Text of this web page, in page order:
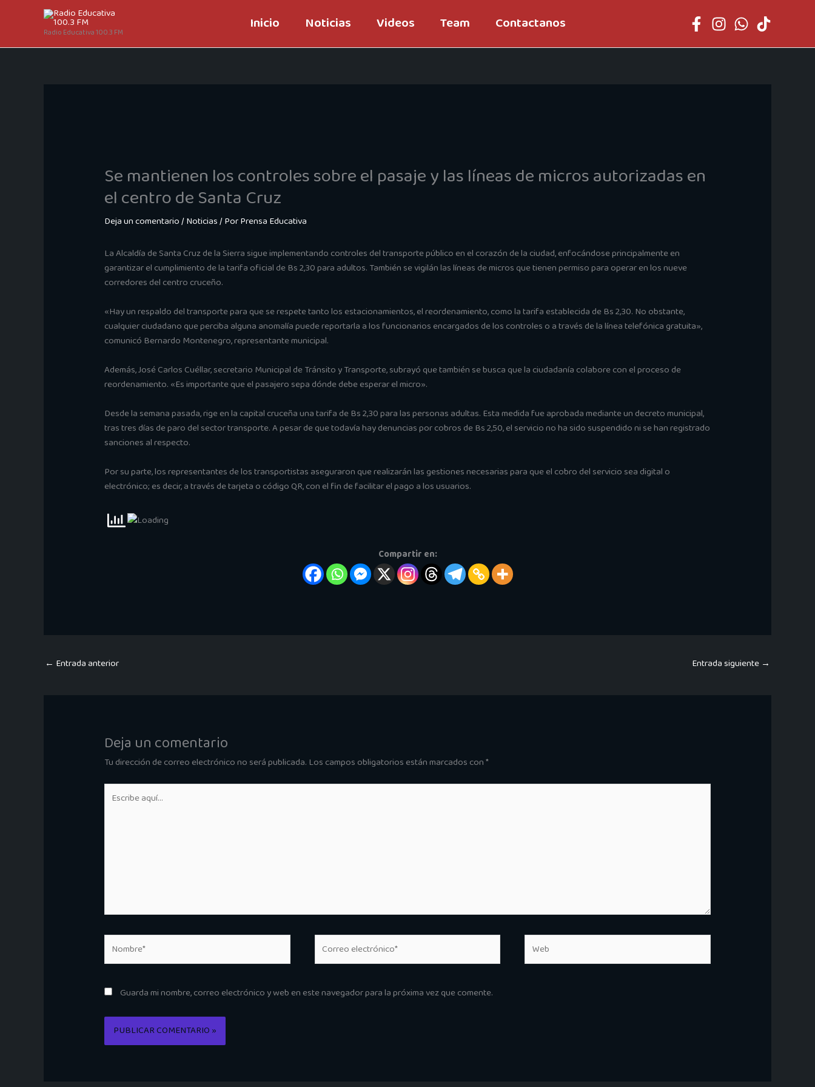
Radio Educativa 100.3 FM Inicio Noticias Videos Team Contactanos
Se mantienen los controles sobre el pasaje y las líneas de micros autorizadas en
el centro de Santa Cruz
Deja un comentario/Noticias/ PorPrensa Educativa
La Alcaldía de Santa Cruz de la Sierra sigue implementando controles del transporte público en el corazón de la ciudad, enfocándose principalmente en
garantizar el cumplimiento de la tarifa oficial de Bs 2,30 para adultos. También se vigilán las líneas de micros que tienen permiso para operar en los nueve
corredores del centro cruceño.
«Hay un respaldo del transporte para que se respete tanto los estacionamientos, el reordenamiento, como la tarifa establecida de Bs 2,30. No obstante,
cualquier ciudadano que perciba alguna anomalía puede reportarla a los funcionarios encargados de los controles o a través de la línea telefónica gratuita»,
comunicó Bernardo Montenegro, representante municipal.
Además, José Carlos Cuéllar, secretario Municipal de Tránsito y Transporte, subrayó que también se busca que la ciudadanía colabore con el proceso de
reordenamiento. «Es importante que el pasajero sepa dónde debe esperar el micro».
Desde la semana pasada, rige en la capital cruceña una tarifa de Bs 2,30 para las personas adultas. Esta medida fue aprobada mediante un decreto municipal,
tras tres días de paro del sector transporte. A pesar de que todavía hay denuncias por cobros de Bs 2,50, el servicio no ha sido suspendido ni se han registrado
sanciones al respecto.
Por su parte, los representantes de los transportistas aseguraron que realizarán las gestiones necesarias para que el cobro del servicio sea digital o
electrónico; es decir, a través de tarjeta o código QR, con el fin de facilitar el pago a los usuarios.
Compartir en:
← Entrada anterior Entrada siguiente →
Deja un comentario
Tu dirección de correo electrónico no será publicada. Los campos obligatorios están marcados con*
aquí...
electrónico*
Guarda mi nombre, correo electrónico y web en este navegador para la próxima vez que comente.